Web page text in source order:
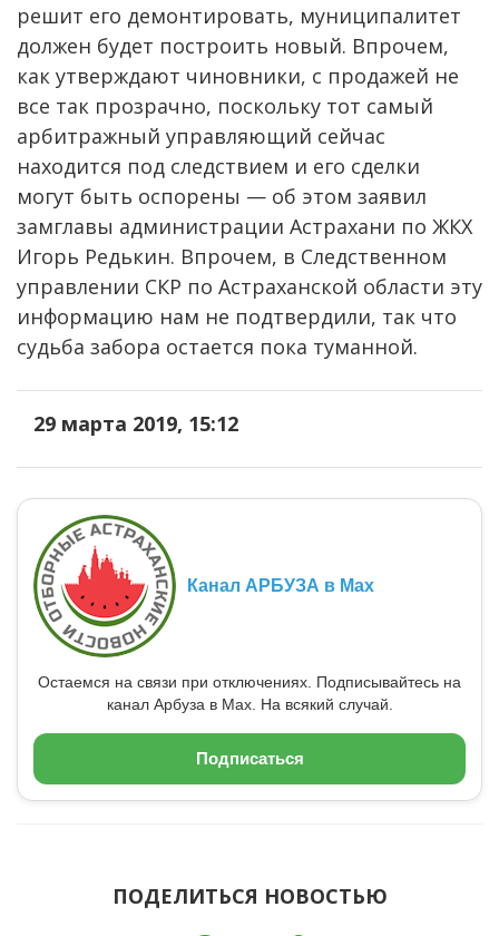
решит его демонтировать, муниципалитет
должен будет построить новый. Впрочем,
как утверждают чиновники, с продажей не
все так прозрачно, поскольку тот самый
арбитражный управляющий сейчас
находится под следствием и его сделки
могут быть оспорены — об этом заявил
замглавы администрации Астрахани по ЖКХ
Игорь Редькин. Впрочем, в Следственном
управлении СКР по Астраханской области эту
информацию нам не подтвердили, так что
судьба забора остается пока туманной.
29 марта 2019, 15:12
Канал АРБУЗА в Max
Остаемся на связи при отключениях. Подписывайтесь на
канал Арбуза в Max. На всякий случай.
Подписаться
ПОДЕЛИТЬСЯ НОВОСТЬЮ